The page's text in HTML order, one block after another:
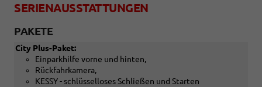
SERIENAUSSTATTUNGEN
PAKETE
City Plus-Paket:
Einparkhilfe vorne und hinten,
Rückfahrkamera,
KESSY - schlüsselloses Schließen und Starten